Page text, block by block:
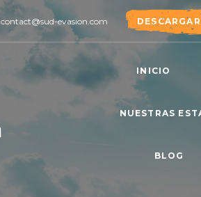
contact@sud-evasion.com
INICIO
NUESTRAS
BLOG